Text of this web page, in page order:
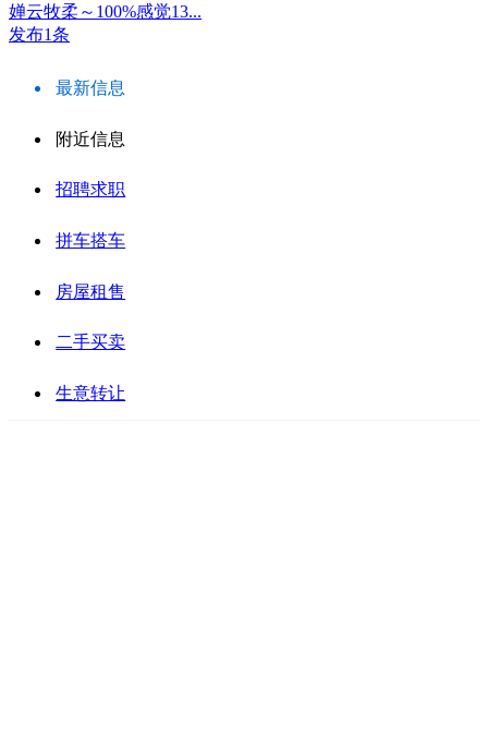
婵云牧柔～100%感觉13...
发布1条
最新信息
附近信息
招聘求职
拼车搭车
房屋租售
二手买卖
生意转让